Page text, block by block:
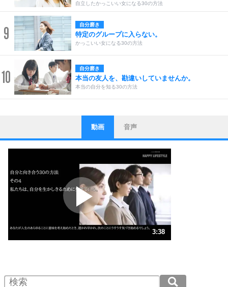
自立したかっこいい女になる30の方法
9 自分磨き
特定のグループに入らない。
かっこいい女になる30の方法
10 自分磨き
本当の友人を、勘違いしていませんか。
本当の自分を知る30の方法
1
ストレス対策
他人と比べない。
いっそのこと、他人を見ない。
いらいらしない人になる30の方法
プラス思考
ポジティブになれない原因は、行動しないから。
ポジティブ思考になる30の方法
ストレス対策
人生、なんとかなるもの。
気楽に生きる30の方法
4 器の大きい人は、怒りを優しさで表現する。
動画 音声
3:38
2.0倍速 （428KB 1分49秒）